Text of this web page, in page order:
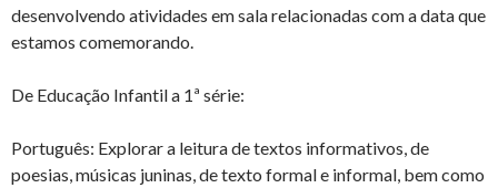
desenvolvendo atividades em sala relacionadas com a data que
estamos comemorando.
De Educação Infantil a 1ª série:
Português: Explorar a leitura de textos informativos, de
poesias, músicas juninas, de texto formal e informal, bem como